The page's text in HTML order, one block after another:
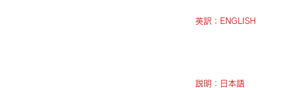
英訳：ENGLISH
説明：日本語